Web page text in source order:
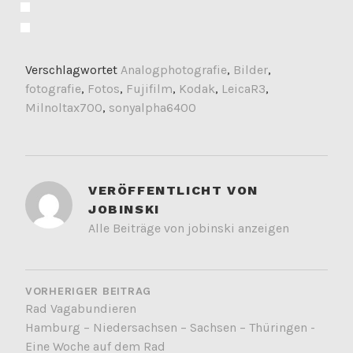
Verschlagwortet Analogphotografie, Bilder,
fotografie, Fotos, Fujifilm, Kodak, LeicaR3,
Milnoltax700, sonyalpha6400
VERÖFFENTLICHT VON
JOBINSKI
Alle Beiträge von jobinski anzeigen
BEITRAGSNAVIGATION
VORHERIGER BEITRAG
Rad Vagabundieren
Hamburg – Niedersachsen – Sachsen – Thüringen -
Eine Woche auf dem Rad